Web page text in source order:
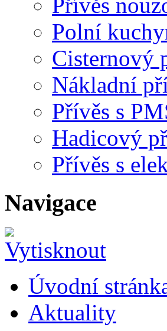
Polní
Cisternový
Nákladní
Přívěs s
Hadicový
Přívěs s
Navigace
Úvodní
Aktuality